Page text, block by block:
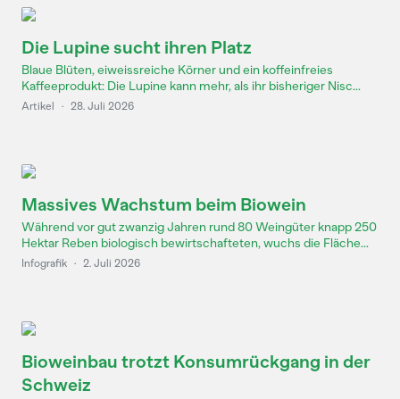
Die Lupine sucht ihren Platz
Blaue Blüten, eiweissreiche Körner und ein koffeinfreies
Kaffeeprodukt: Die Lupine kann mehr, als ihr bisheriger Nisc...
Artikel · 28. Juli 2026
Massives Wachstum beim Biowein
Während vor gut zwanzig Jahren rund 80 Weingüter knapp 250
Hektar Reben biologisch bewirtschafteten, wuchs die Fläche...
Infografik · 2. Juli 2026
Bioweinbau trotzt Konsumrückgang in der
Schweiz